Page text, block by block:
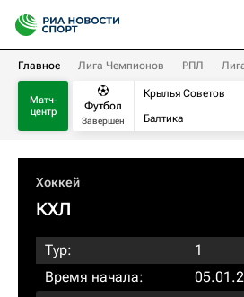
Главное Лига Чемпионов РПЛ
Матч-
центр
Футбол
Завершен
Крылья Советов
Балтика
Хоккей
КХЛ
Тур:
1
Время начала: